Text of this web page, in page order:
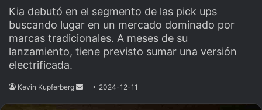
Kia debutó en el segmento de las pick ups
buscando lugar en un mercado dominado por
marcas tradicionales. A meses de su
lanzamiento, tiene previsto sumar una versión
electrificada.
Kevin Kupferberg
Send2024-12-11